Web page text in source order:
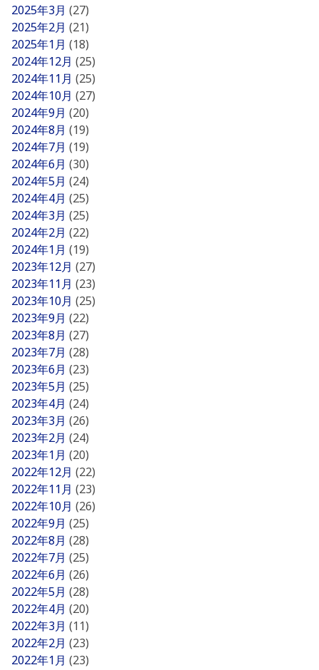
2025年3月 (27)
2025年2月 (21)
2025年1月 (18)
2024年12月 (25)
2024年11月 (25)
2024年10月 (27)
2024年9月 (20)
2024年8月 (19)
2024年7月 (19)
2024年6月 (30)
2024年5月 (24)
2024年4月 (25)
2024年3月 (25)
2024年2月 (22)
2024年1月 (19)
2023年12月 (27)
2023年11月 (23)
2023年10月 (25)
2023年9月 (22)
2023年8月 (27)
2023年7月 (28)
2023年6月 (23)
2023年5月 (25)
2023年4月 (24)
2023年3月 (26)
2023年2月 (24)
2023年1月 (20)
2022年12月 (22)
2022年11月 (23)
2022年10月 (26)
2022年9月 (25)
2022年8月 (28)
2022年7月 (25)
2022年6月 (26)
2022年5月 (28)
2022年4月 (20)
2022年3月 (11)
2022年2月 (23)
2022年1月 (23)